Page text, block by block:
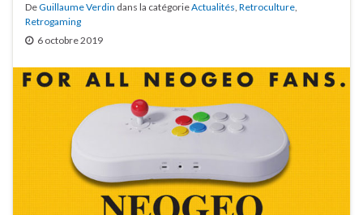
DeGuillaume Verdin dans la catégorieActualités, Retroculture,
Retrogaming
6 octobre 2019